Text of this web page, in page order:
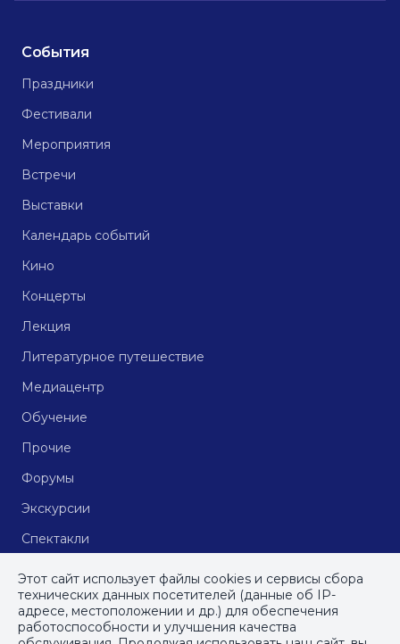
События
Праздники
Фестивали
Мероприятия
Встречи
Выставки
Календарь событий
Кино
Концерты
Лекция
Литературное путешествие
Медиацентр
Обучение
Прочие
Форумы
Экскурсии
Спектакли
© СПб ГБУДПО«Институт культурных программ», 2023
Этот сайт использует файлы cookies и сервисы сбора
технических данных посетителей (данные об IP-
адресе, местоположении и др.) для обеспечения
работоспособности и улучшения качества